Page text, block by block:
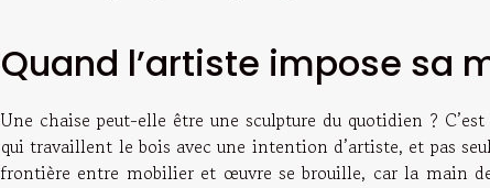
Quand l’artiste impose sa
Une chaise peut-elle être une sculpture du quotidien ?
qui travaillent le bois avec une intention d’artiste, et pas
frontière entre mobilier et œuvre se brouille, car la main